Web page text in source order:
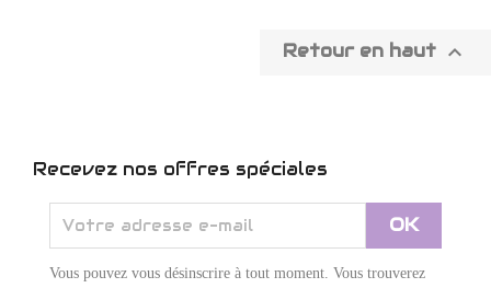
Retour en haut 
Recevez nos offres spéciales
Vous pouvez vous désinscrire à tout moment. Vous trouverez